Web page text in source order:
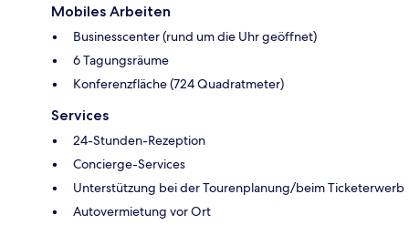
Mobiles Arbeiten
Businesscenter (rund um die Uhr geöffnet)
6 Tagungsräume
Konferenzfläche (724 Quadratmeter)
Services
24-Stunden-Rezeption
Concierge-Services
Unterstützung bei der Tourenplanung/beim Ticketerwerb
Autovermietung vor Ort